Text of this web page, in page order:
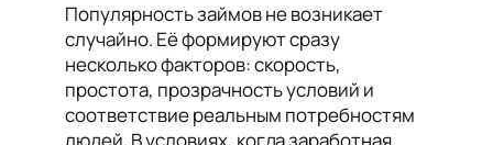
Популярность займов не возникает
случайно. Её формируют сразу
несколько факторов: скорость,
простота, прозрачность условий и
соответствие реальным потребностям